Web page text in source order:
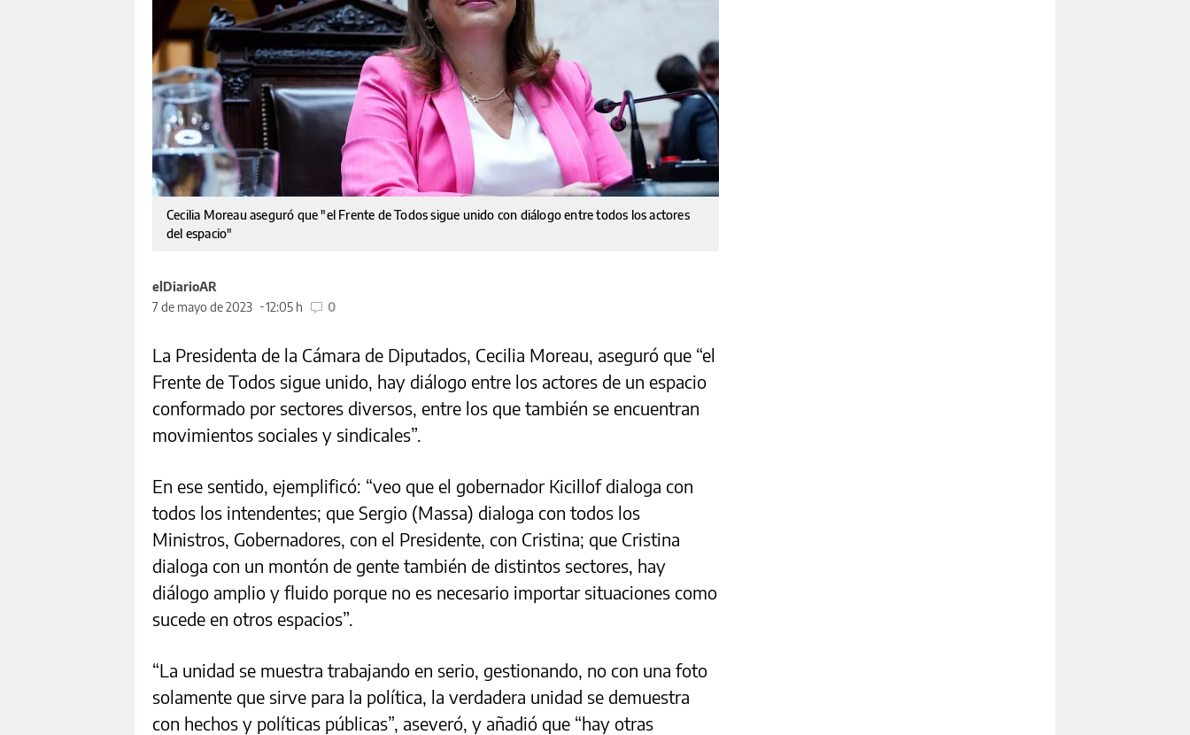
Cecilia Moreau aseguró que "el Frente de Todos sigue unido con diálogo entre todos los actores
del espacio"
elDiarioAR
7 de mayo de 2023
12:05 h 0
La Presidenta de la Cámara de Diputados, Cecilia Moreau, aseguró que “el
Frente de Todos sigue unido, hay diálogo entre los actores de un espacio
conformado por sectores diversos, entre los que también se encuentran
movimientos sociales y sindicales”.
En ese sentido, ejemplificó: “veo que el gobernador Kicillof dialoga con
todos los intendentes; que Sergio (Massa) dialoga con todos los
Ministros, Gobernadores, con el Presidente, con Cristina; que Cristina
dialoga con un montón de gente también de distintos sectores, hay
diálogo amplio y fluido porque no es necesario importar situaciones como
sucede en otros espacios”.
“La unidad se muestra trabajando en serio, gestionando, no con una foto
solamente que sirve para la política, la verdadera unidad se demuestra
con hechos y políticas públicas”, aseveró, y añadió que “hay otras